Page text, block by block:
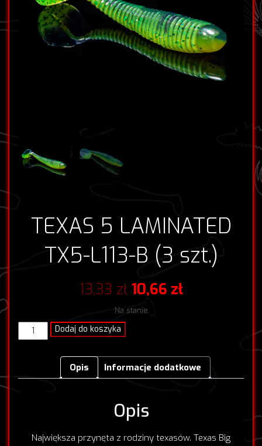
TEXAS 5 LAMINATED
TX5-L113-B (3 szt.)
13,33 zł Pierwotna
cena
10,66 złAktualna
Na stanie
ilość
TEXAS
LAMINATED
Dodaj do koszyka
Opis Informacje dodatkowe
Opis
Największa przynęta z rodziny texasów. Texas Big